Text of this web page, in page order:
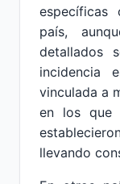
específicas
país,
detallados
incidencia
vinculada a
en los que
llevando